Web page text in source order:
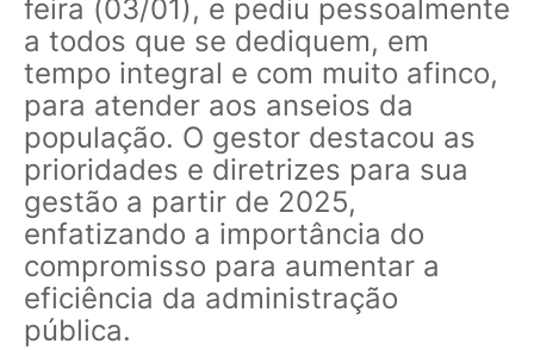
feira (03/01), e pediu pessoalmente
a todos que se dediquem, em
tempo integral e com muito afinco,
para atender aos anseios da
população. O gestor destacou as
prioridades e diretrizes para sua
gestão a partir de 2025,
enfatizando a importância do
compromisso para aumentar a
eficiência da administração
pública.